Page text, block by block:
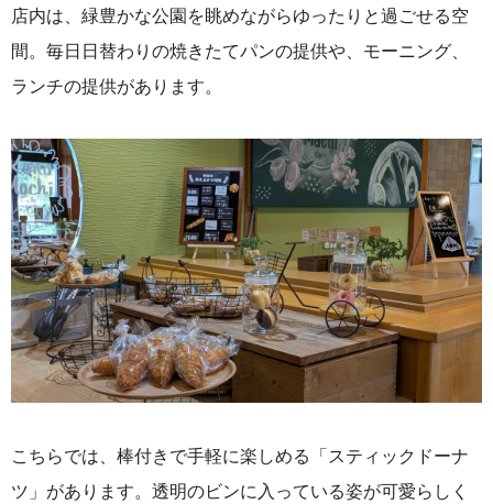
店内は、緑豊かな公園を眺めながらゆったりと過ごせる空
間。毎日日替わりの焼きたてパンの提供や、モーニング、
ランチの提供があります。
こちらでは、 棒付きで手軽に楽しめる「スティックドーナ
ツ」があります。透明のビンに入っている姿が可愛らしく